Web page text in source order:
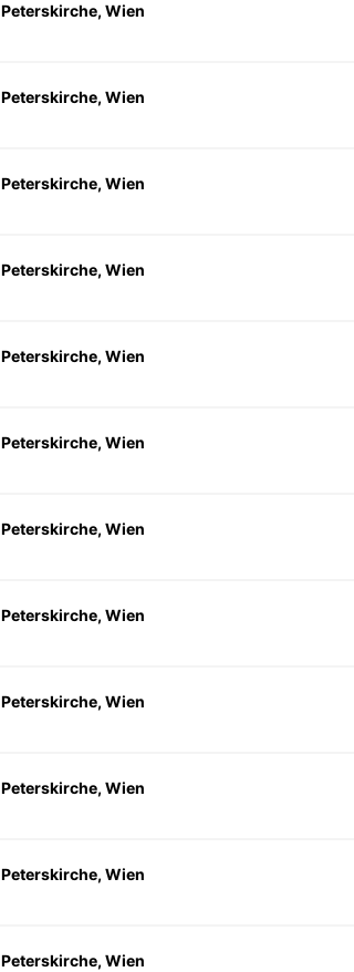
Peterskirche, Wien
Peterskirche, Wien
Peterskirche, Wien
Peterskirche, Wien
Peterskirche, Wien
Peterskirche, Wien
Peterskirche, Wien
Peterskirche, Wien
Peterskirche, Wien
Peterskirche, Wien
Peterskirche, Wien
Peterskirche, Wien